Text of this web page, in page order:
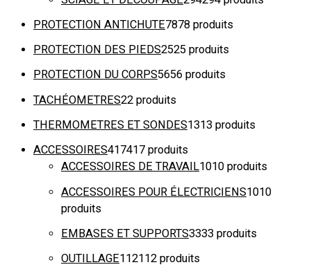
PROTECTION ANTICHUTE7878 produits
PROTECTION DES PIEDS2525 produits
PROTECTION DU CORPS5656 produits
TACHÉOMETRES22 produits
THERMOMETRES ET SONDES1313 produits
ACCESSOIRES417417 produits
ACCESSOIRES DE TRAVAIL1010 produits
ACCESSOIRES POUR ÉLECTRICIENS1010
produits
EMBASES ET SUPPORTS3333 produits
OUTILLAGE112112 produits